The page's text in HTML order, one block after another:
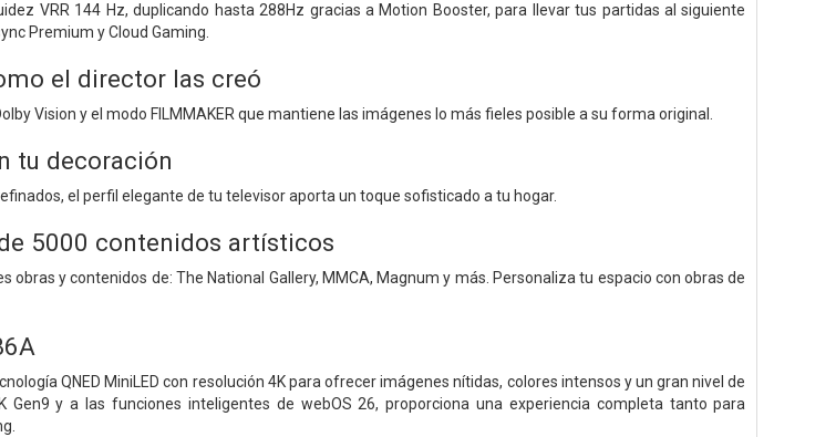
VRR 144 Hz, duplicando hasta 288Hz gracias a Motion Booster, para llevar tus partidas al siguiente
Premium y Cloud Gaming.
el director las creó
Vision y el modo FILMMAKER que mantiene las imágenes lo más fieles posible a su forma original.
tu decoración
el perfil elegante de tu televisor aporta un toque sofisticado a tu hogar.
5000 contenidos artísticos
obras y contenidos de: The National Gallery, MMCA, Magnum y más. Personaliza tu espacio con obras de
QNED MiniLED con resolución 4K para ofrecer imágenes nítidas, colores intensos y un gran nivel de
Gen9 y a las funciones inteligentes de webOS 26, proporciona una experiencia completa tanto para